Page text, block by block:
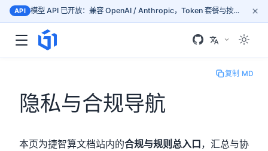
隐私与合规导航
本页为捷智算文档站内的合规与规则总入口，汇总与协
API 模型 API 已开放：兼容 OpenAI / Anthropic，Token 套餐与按量计费，按文档接入 mass.gogpu.cn ×
复制 MD